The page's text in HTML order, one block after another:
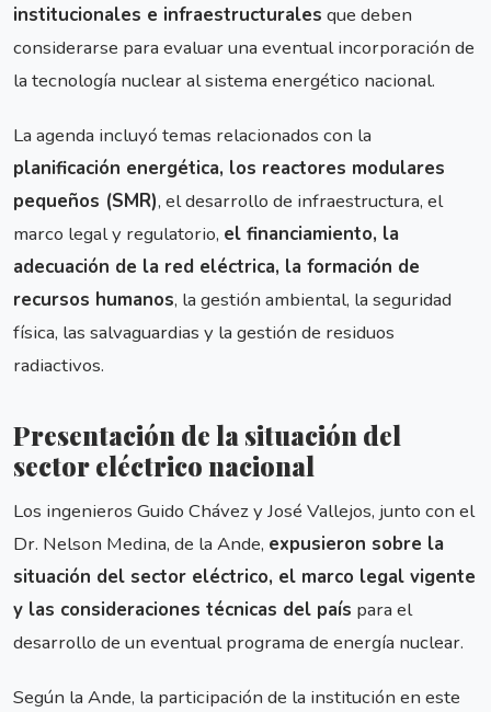
institucionales e infraestructurales que deben
considerarse para evaluar una eventual incorporación de
la tecnología nuclear al sistema energético nacional.
La agenda incluyó temas relacionados con la
planificación energética, los reactores modulares
pequeños (SMR), el desarrollo de infraestructura, el
marco legal y regulatorio, el financiamiento, la
adecuación de la red eléctrica, la formación de
recursos humanos, la gestión ambiental, la seguridad
física, las salvaguardias y la gestión de residuos
radiactivos.
Presentación de la situación del
sector eléctrico nacional
Los ingenieros Guido Chávez y José Vallejos, junto con el
Dr. Nelson Medina, de la Ande, expusieron sobre la
situación del sector eléctrico, el marco legal vigente
y las consideraciones técnicas del país para el
desarrollo de un eventual programa de energía nuclear.
Según la Ande, la participación de la institución en este